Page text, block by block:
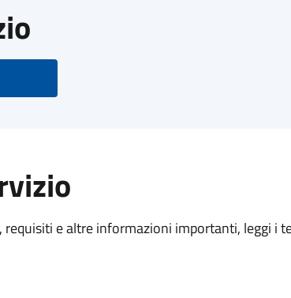
requisiti e altre informazioni importanti, leggi i